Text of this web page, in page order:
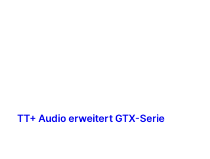
TT+ Audio erweitert GTX-Serie